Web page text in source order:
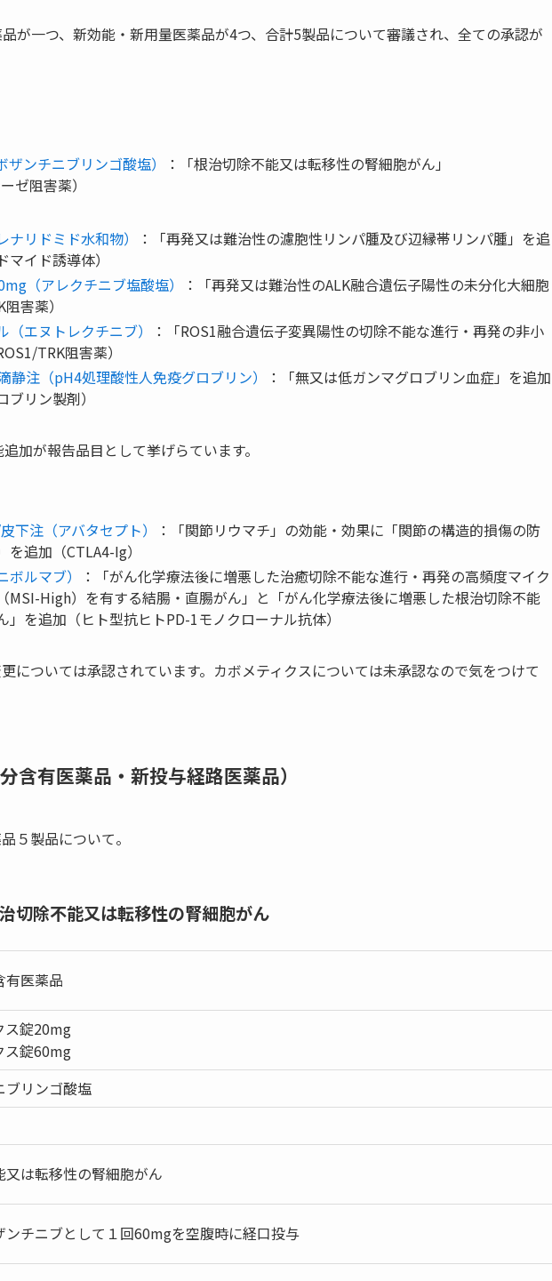
が一つ、新効能・新用量医薬品が4つ、合計5製品について審議され、全ての承認が
ンチニブリンゴ酸塩）
：「根治切除不能又は転移性の腎細胞がん」
ゼ阻害薬）
リドミド水和物）
：「再発又は難治性の濾胞性リンパ腫及び辺縁帯リンパ腫」を追
イド誘導体）
（アレクチニブ塩酸塩）
：「再発又は難治性のALK融合遺伝子陽性の未分化大細胞
害薬）
エヌトレクチニブ）
：「ROS1融合遺伝子変異陽性の切除不能な進行・再発の非小
TRK阻害薬）
静注（pH4処理酸性人免疫グロブリン）
：「無又は低ガンマグロブリン血症」を追加
ブリン製剤）
加が報告品目として挙げらています。
下注（アバタセプト）
：「関節リウマチ」の効能・効果に「関節の構造的損傷の防
追加（CTLA4-Ig）
ルマブ）
：「がん化学療法後に増悪した治癒切除不能な進行・再発の高頻度マイク
MSI-High）を有する結腸・直腸がん」と「がん化学療法後に増悪した根治切除不能
を追加（ヒト型抗ヒトPD-1モノクローナル抗体）
については承認されています。カボメティクスについては未承認なので気をつけて
含有医薬品・新投与経路医薬品）
５製品について。
切除不能又は転移性の腎細胞がん
有医薬品
ス錠20mg
ス錠60mg
ブリンゴ酸塩
又は転移性の腎細胞がん
ンチニブとして１回60mgを空腹時に経口投与